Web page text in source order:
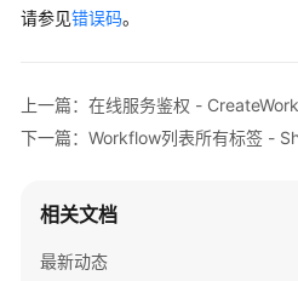
建
流
定
度
请参见错误码。
上一篇：在线服务鉴权 -
下一篇：Workflow列表所有标签 -
相关文档
最新动态